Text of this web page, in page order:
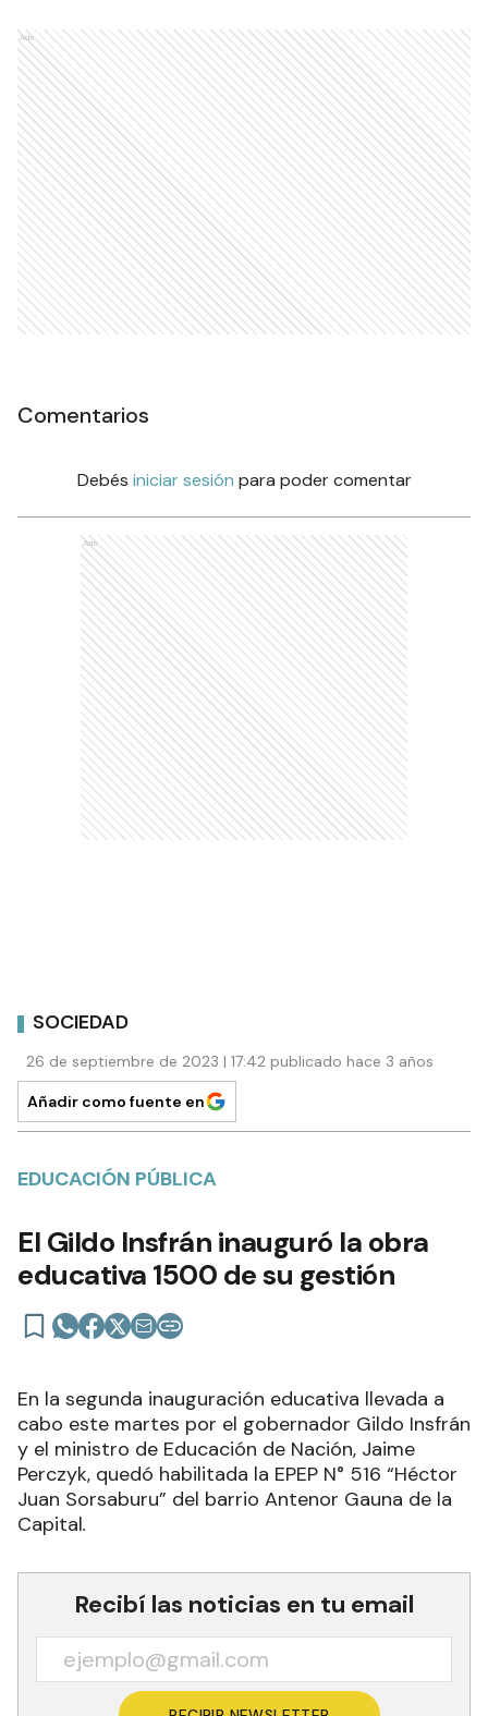
Ads
Comentarios
Debés iniciar sesión para poder comentar
Ads
SOCIEDAD
26 de septiembre de 2023 | 17:42 publicado hace 3 años
Añadir como fuente en
EDUCACIÓN PÚBLICA
El Gildo Insfrán inauguró la obra
educativa 1500 de su gestión
En la segunda inauguración educativa llevada a
cabo este martes por el gobernador Gildo Insfrán
y el ministro de Educación de Nación, Jaime
Perczyk, quedó habilitada la EPEP N° 516 “Héctor
Juan Sorsaburu” del barrio Antenor Gauna de la
Capital.
Recibí las noticias en tu email